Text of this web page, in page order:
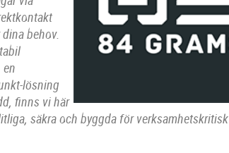
behov.
lösning
finns vi här
säkra och byggda för verksamhetskritisk